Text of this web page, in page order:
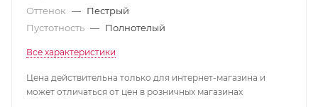
Оттенок — Пестрый
Пустотность — Полнотелый
Все характеристики
Цена действительна только для интернет-магазина и
может отличаться от цен в розничных магазинах